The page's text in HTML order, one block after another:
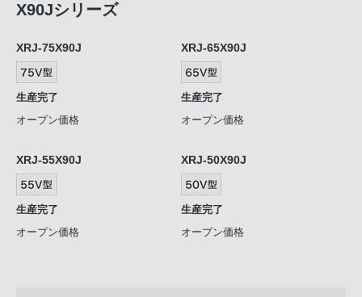
X90Jシリーズ
XRJ-75X90J
生産完了
オープン価格
XRJ-65X90J
生産完了
オープン価格
XRJ-55X90J
生産完了
オープン価格
XRJ-50X90J
生産完了
オープン価格